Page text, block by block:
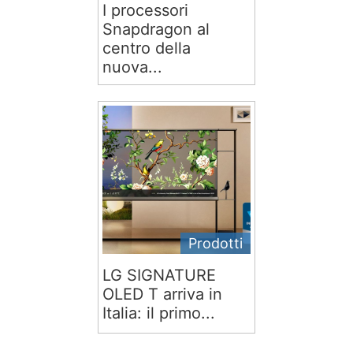
I processori
Snapdragon al
centro della
nuova...
Prodotti
LG SIGNATURE
OLED T arriva in
Italia: il primo...